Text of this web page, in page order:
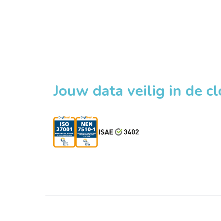
Jouw data veilig in de